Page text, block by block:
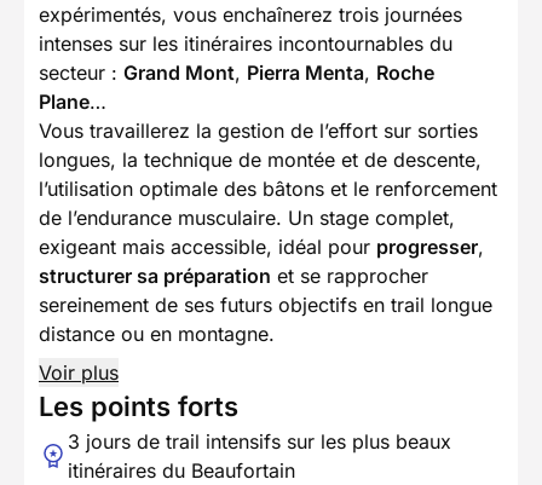
expérimentés, vous enchaînerez trois journées
intenses sur les itinéraires incontournables du
secteur : Grand Mont, Pierra Menta, Roche
Plane…
Vous travaillerez la gestion de l’effort sur sorties
longues, la technique de montée et de descente,
l’utilisation optimale des bâtons et le renforcement
de l’endurance musculaire. Un stage complet,
exigeant mais accessible, idéal pour progresser,
structurer sa préparation et se rapprocher
sereinement de ses futurs objectifs en trail longue
distance ou en montagne.
Voir plus
Les points forts
3 jours de trail intensifs sur les plus beaux
itinéraires du Beaufortain